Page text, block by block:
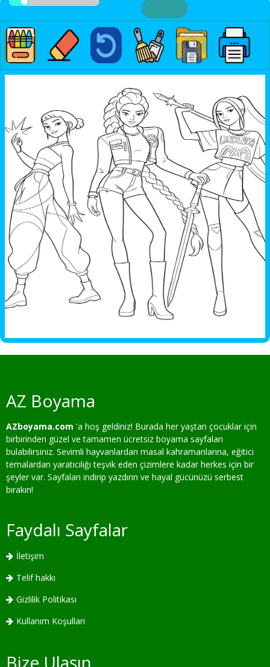
AZ Boyama
AZboyama.com 'a hoş geldiniz! Burada her yaştan çocuklar için
birbirinden güzel ve tamamen ücretsiz boyama sayfaları
bulabilirsiniz. Sevimli hayvanlardan masal kahramanlarına, eğitici
temalardan yaratıcılığı teşvik eden çizimlere kadar herkes için bir
şeyler var. Sayfaları indirip yazdırın ve hayal gücünüzü serbest
bırakın!
Faydalı Sayfalar
İletişim
Telif hakkı
Gizlilik Politikası
Kullanım Koşulları
Bize Ulaşın